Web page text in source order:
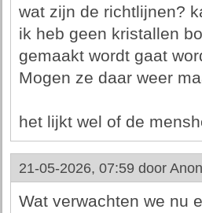
wat zijn de richtlijnen?
ik heb geen kristallen
gemaakt wordt gaat
Mogen ze daar weer
het lijkt wel of de
21-05-2026, 07:59 door
Wat verwachten we nu